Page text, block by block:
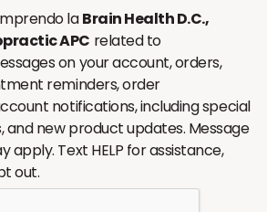
laBrain Health D.C.,
APC related to
on your account, orders,
reminders, order
notifications, including special
and new product updates. Message
apply. Text HELP for assistance,
out.